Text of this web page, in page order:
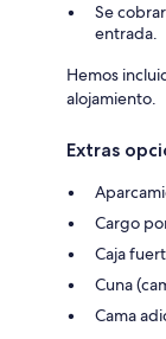
Se
entrada.
Hemos
alojamiento.
Extras
Cargo
Caja
Cuna
Cama